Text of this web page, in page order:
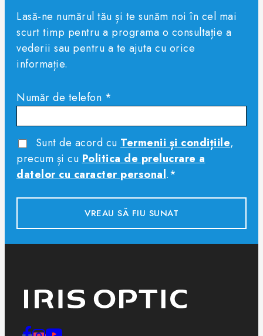
Lasă-ne numărul tău și te sunăm noi în cel mai
scurt timp pentru a programa o consultație a
vederii sau pentru a te ajuta cu orice
informație.
Număr de telefon *
Sunt de acord cu Termenii și condițiile,
precum și cu Politica de prelucrare a
datelor cu caracter personal.*